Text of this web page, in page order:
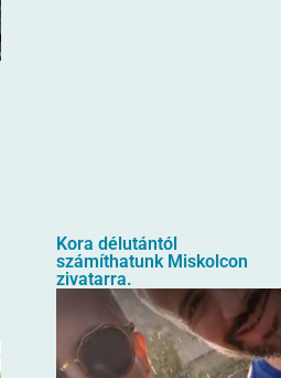
Kora délutántól
számíthatunk Miskolcon
zivatarra.